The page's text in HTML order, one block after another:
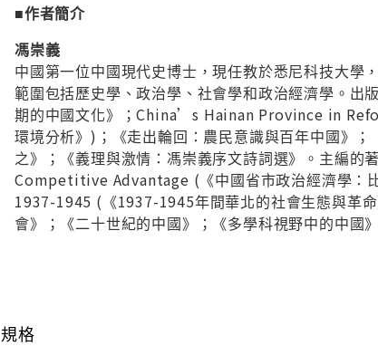
■作者簡介
馮崇義
中國第一位中國現代史博士，現任教於悉尼科技大學
範圍包括歷史學、政治學、社會學和政治經濟學。出
期的中國文化》；China’s Hainan Province in
環境分析》)；《走出輪回：農民意識與百年中國》
之》；《義理與激情：馮崇義序文詩詞選》。主
Competitive Advantage (《中國省市政治經濟學
1937-1945 (《1937-1945年間華北的社會生態與革
會》；《二十世紀的中國》；《多學科視野中的中國
規格